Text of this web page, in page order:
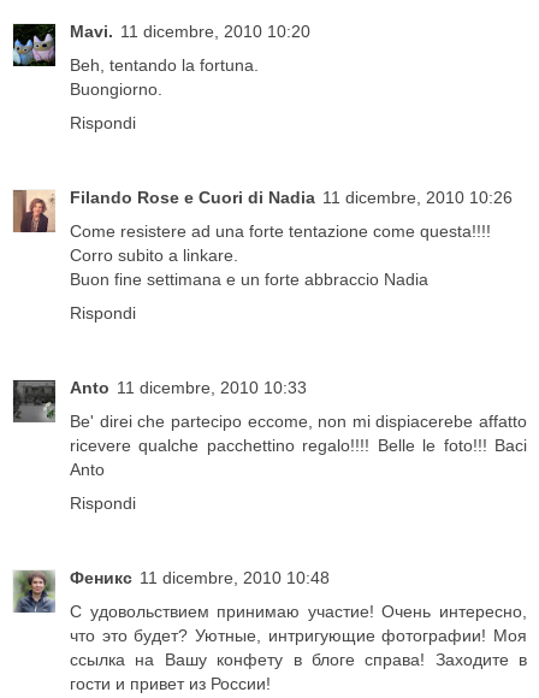
Mavi. 11 dicembre, 2010 10:20
Beh, tentando la fortuna.
Buongiorno.
Rispondi
Filando Rose e Cuori di Nadia 11 dicembre, 2010 10:26
Come resistere ad una forte tentazione come questa!!!!
Corro subito a linkare.
Buon fine settimana e un forte abbraccio Nadia
Rispondi
Anto 11 dicembre, 2010 10:33
Be' direi che partecipo eccome, non mi dispiacerebe affatto
ricevere qualche pacchettino regalo!!!! Belle le foto!!! Baci
Anto
Rispondi
Феникс 11 dicembre, 2010 10:48
С удовольствием принимаю участие! Очень интересно,
что это будет? Уютные, интригующие фотографии! Моя
ссылка на Вашу конфету в блоге справа! Заходите в
гости и привет из России!